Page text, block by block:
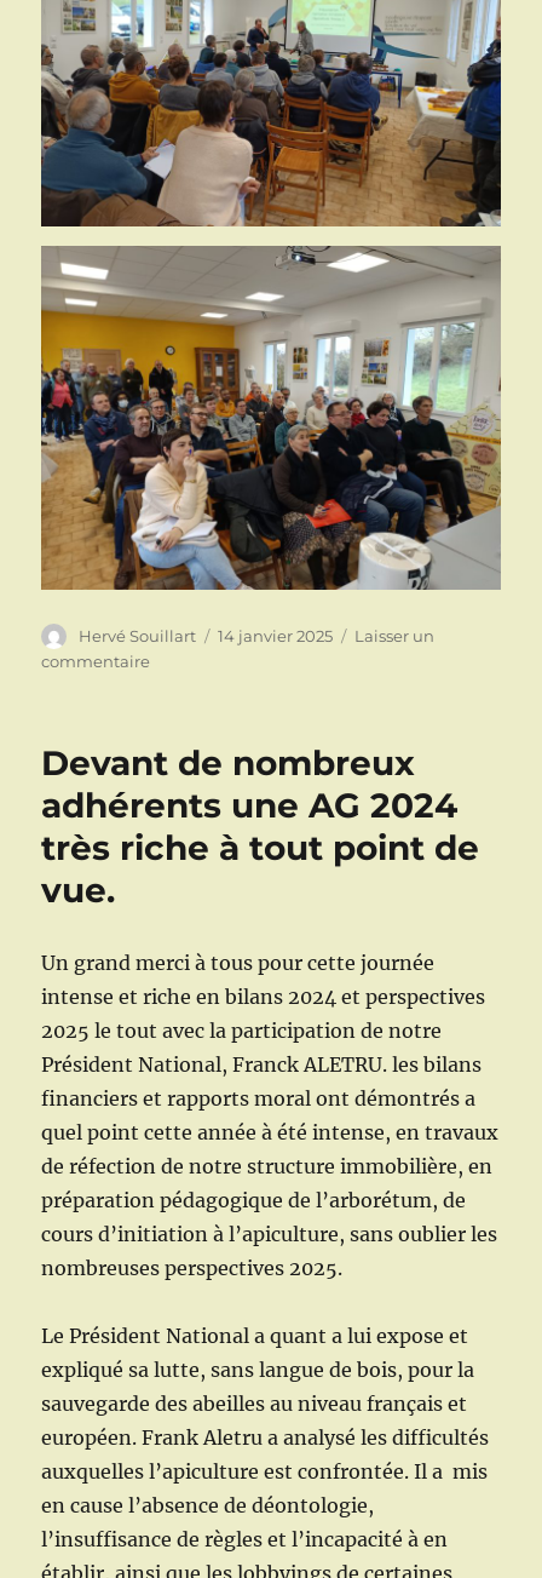
Auteur
Hervé Souillart
Publié
14 janvier 2025
Laisser un
commentairesur
c’était
rentrée
Devant de nombreux
adhérents une AG 2024
très riche à tout point de
vue.
Un grand merci à tous pour cette journée
intense et riche en bilans 2024 et perspectives
2025 le tout avec la participation de notre
Président National, Franck ALETRU. les bilans
financiers et rapports moral ont démontrés a
quel point cette année à été intense, en travaux
de réfection de notre structure immobilière, en
préparation pédagogique de l’arborétum, de
cours d’initiation à l’apiculture, sans oublier les
nombreuses perspectives 2025.
Le Président National a quant a lui expose et
expliqué sa lutte, sans langue de bois, pour la
sauvegarde des abeilles au niveau français et
européen. Frank Aletru a analysé les difficultés
auxquelles l’apiculture est confrontée. Il a mis
en cause l’absence de déontologie,
l’insuffisance de règles et l’incapacité à en